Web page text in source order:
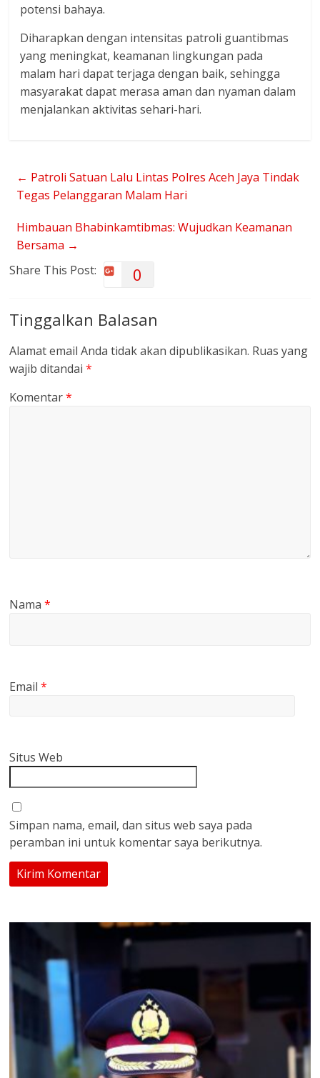
potensi bahaya.
Diharapkan dengan intensitas patroli guantibmas
yang meningkat, keamanan lingkungan pada
malam hari dapat terjaga dengan baik, sehingga
masyarakat dapat merasa aman dan nyaman dalam
menjalankan aktivitas sehari-hari.
← Patroli Satuan Lalu Lintas Polres Aceh Jaya Tindak
Tegas Pelanggaran Malam Hari
Himbauan Bhabinkamtibmas: Wujudkan Keamanan
Bersama →
Share This Post:
0
Tinggalkan Balasan
Alamat email Anda tidak akan dipublikasikan. Ruas yang
wajib ditandai*
Komentar*
Nama*
Email*
Situs Web
Simpan nama, email, dan situs web saya pada
peramban ini untuk komentar saya berikutnya.